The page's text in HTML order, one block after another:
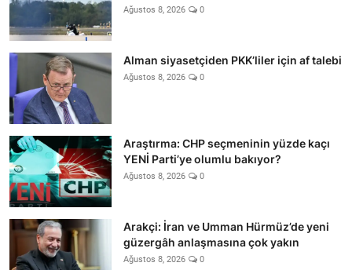
Ağustos 8, 2026 0
Alman siyasetçiden PKK’liler için af talebi
Ağustos 8, 2026 0
Araştırma: CHP seçmeninin yüzde kaçı
YENİ Parti’ye olumlu bakıyor?
Ağustos 8, 2026 0
Arakçi: İran ve Umman Hürmüz’de yeni
güzergâh anlaşmasına çok yakın
Ağustos 8, 2026 0